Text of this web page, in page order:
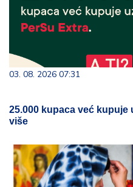
03. 08. 2026 07:31
25.000 kupaca već kupuje
više